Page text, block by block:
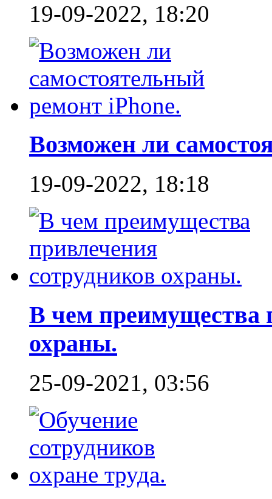
19-09-2022, 18:20
Возможен ли
19-09-2022, 18:18
В чем преимущества
охраны.
25-09-2021, 03:56